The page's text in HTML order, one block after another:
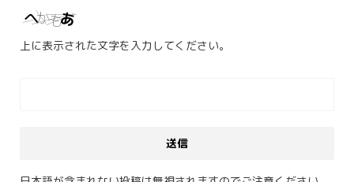
上に表示された文字を入力してください。